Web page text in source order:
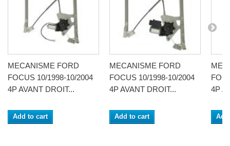
MECANISME FORD
FOCUS 10/1998-10/2004
4P AVANT DROIT...
Add to cart
MECANISME FORD
FOCUS 10/1998-10/2004
4P AVANT DROIT...
Add to cart
4P